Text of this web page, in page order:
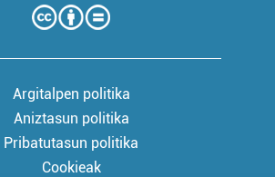
Argitalpen politika
Aniztasun politika
Pribatutasun politika
Cookieak